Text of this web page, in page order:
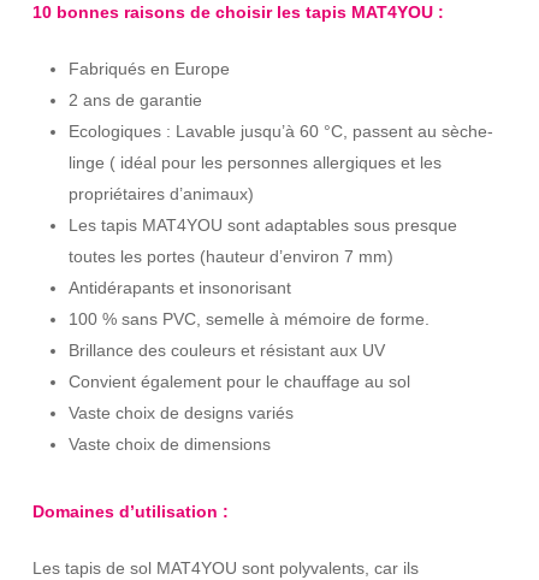
10 bonnes raisons de choisir les tapis MAT4YOU :
Fabriqués en Europe
2 ans de garantie
Ecologiques : Lavable jusqu’à 60 °C, passent au sèche-
linge ( idéal pour les personnes allergiques et les
propriétaires d’animaux)
Les tapis MAT4YOU sont adaptables sous presque
toutes les portes (hauteur d’environ 7 mm)
Antidérapants et insonorisant
100 % sans PVC, semelle à mémoire de forme.
Brillance des couleurs et résistant aux UV
Convient également pour le chauffage au sol
Vaste choix de designs variés
Vaste choix de dimensions
Domaines d’utilisation :
Les tapis de sol MAT4YOU sont polyvalents, car ils